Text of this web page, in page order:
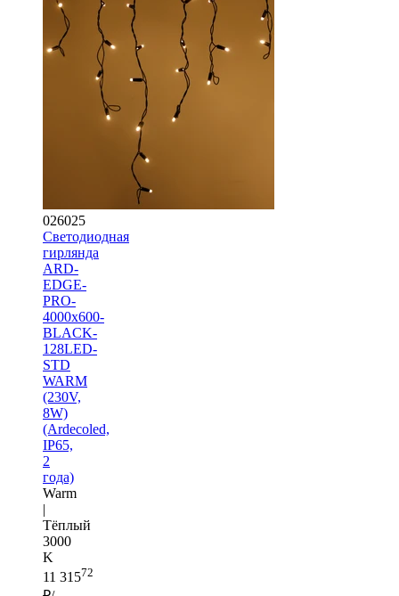
026025
Светодиодная
гирлянда
ARD-
EDGE-
PRO-
4000x600-
BLACK-
128LED-
STD
WARM
(230V,
8W)
(Ardecoled,
IP65,
2
года)
Warm
|
Тёплый
3000
K
11 31572